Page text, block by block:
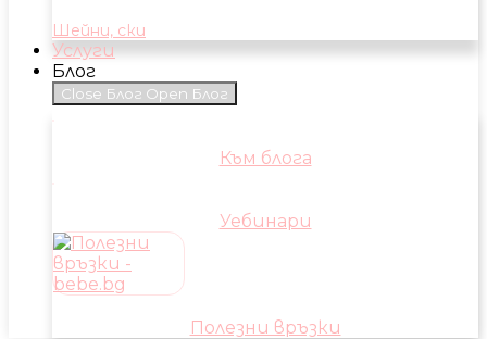
Шейни, ски
Услуги
Блог
Close Блог Open Блог
Към блога
Уебинари
Полезни връзки